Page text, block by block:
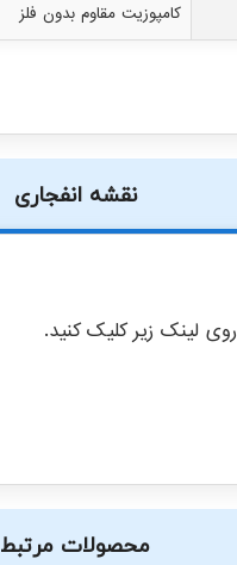
کامپوزیت مقاوم بدون فلز
نقشه انفجاری
لینک زیر کلیک کنید.
محصولات مرتبط